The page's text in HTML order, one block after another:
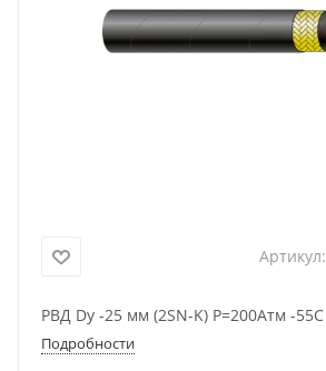
Артикул:
РВД Dу -25 мм (2SN-K) Р=200Атм -55C
Подробности